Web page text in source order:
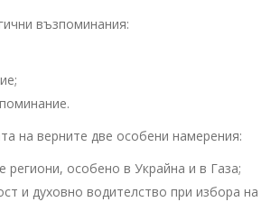
възпоминания:
на верните две особени намерения:
особено в Украйна и в Газа;
и духовно водителство при избора на